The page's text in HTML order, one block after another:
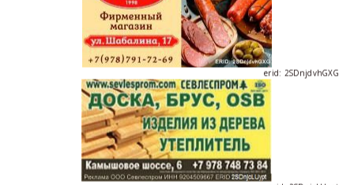
erid: 2SDnjdvhGXG
erid: 2SDnjcLUypt